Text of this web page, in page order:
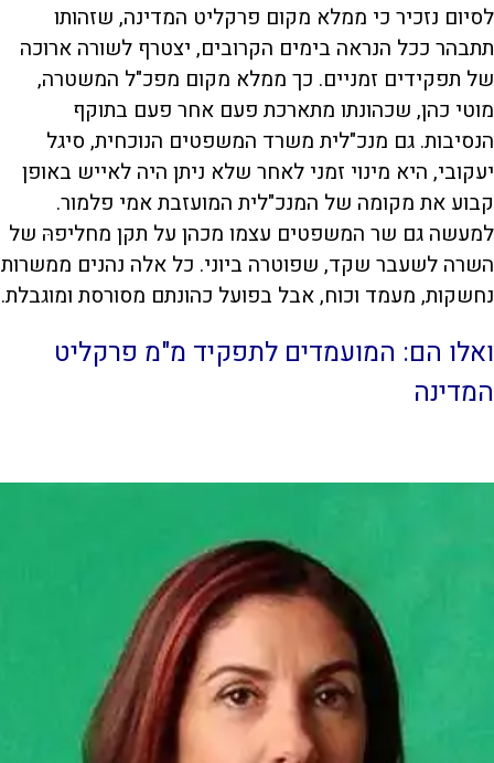
לסיום נזכיר כי ממלא מקום פרקליט המדינה, שזהותו
תתבהר ככל הנראה בימים הקרובים, יצטרף לשורה ארוכה
של תפקידים זמניים. כך ממלא מקום מפכ"ל המשטרה,
מוטי כהן, שכהונתו מתארכת פעם אחר פעם בתוקף
הנסיבות. גם מנכ"לית משרד המשפטים הנוכחית, סיגל
יעקובי, היא מינוי זמני לאחר שלא ניתן היה לאייש באופן
קבוע את מקומה של המנכ"לית המועזבת אמי פלמור.
למעשה גם שר המשפטים עצמו מכהן על תקן מחליפהּ של
השרה לשעבר שקד, שפוטרה ביוני. כל אלה נהנים ממשרות
נחשקות, מעמד וכוח, אבל בפועל כהונתם מסורסת ומוגבלת.
ואלו הם: המועמדים לתפקיד מ"מ פרקליט
המדינה